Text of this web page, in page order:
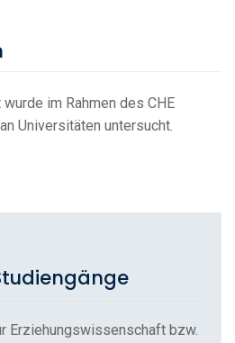
im Rahmen des CHE
Universitäten untersucht.
Erziehungswissenschaft bzw.